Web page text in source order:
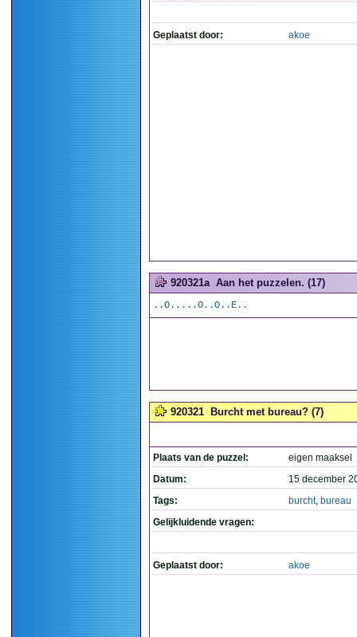
Geplaatst door: akoe
920321a Aan het puzzelen. (17)
..O.....O..O..E..
920321 Burcht met bureau? (7)
Plaats van de puzzel:
eigen maaksel
Datum:
15 december
Tags:
burcht, bureau
Gelijkluidende vragen:
Geplaatst door: akoe